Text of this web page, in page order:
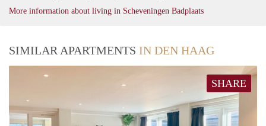
More information about living in Scheveningen Badplaats
SIMILAR APARTMENTS IN DEN HAAG
SHARE